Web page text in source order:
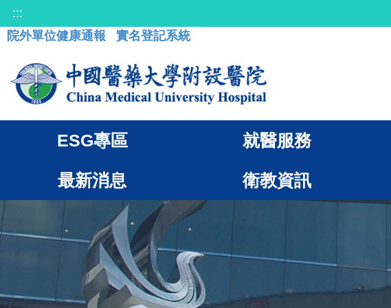
:::
院外單位健康通報
實名登記系統
ESG專區 就醫服務
最新消息 衛教資訊